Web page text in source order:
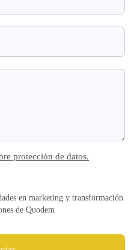
protección de datos.
en marketing y transformación
de Quodem